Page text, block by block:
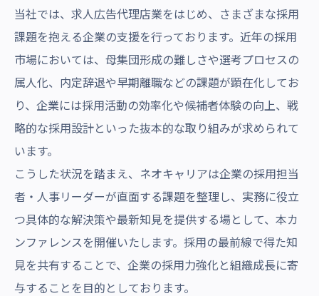
当社では、求人広告代理店業をはじめ、さまざまな採用
課題を抱える企業の支援を行っております。近年の採用
市場においては、母集団形成の難しさや選考プロセスの
属人化、内定辞退や早期離職などの課題が顕在化してお
り、企業には採用活動の効率化や候補者体験の向上、戦
略的な採用設計といった抜本的な取り組みが求められて
います。
こうした状況を踏まえ、ネオキャリアは企業の採用担当
者・人事リーダーが直面する課題を整理し、実務に役立
つ具体的な解決策や最新知見を提供する場として、本カ
ンファレンスを開催いたします。採用の最前線で得た知
見を共有することで、企業の採用力強化と組織成長に寄
与することを目的としております。